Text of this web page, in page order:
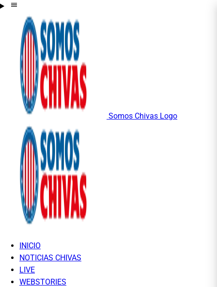
Somos Chivas Logo
INICIO
NOTICIAS CHIVAS
LIVE
WEBSTORIES